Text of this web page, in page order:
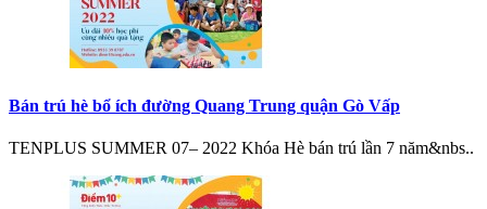
Bán trú hè bổ ích đường Quang Trung quận Gò Vấp
TENPLUS SUMMER 07– 2022 Khóa Hè bán trú lần 7 năm&nbs..